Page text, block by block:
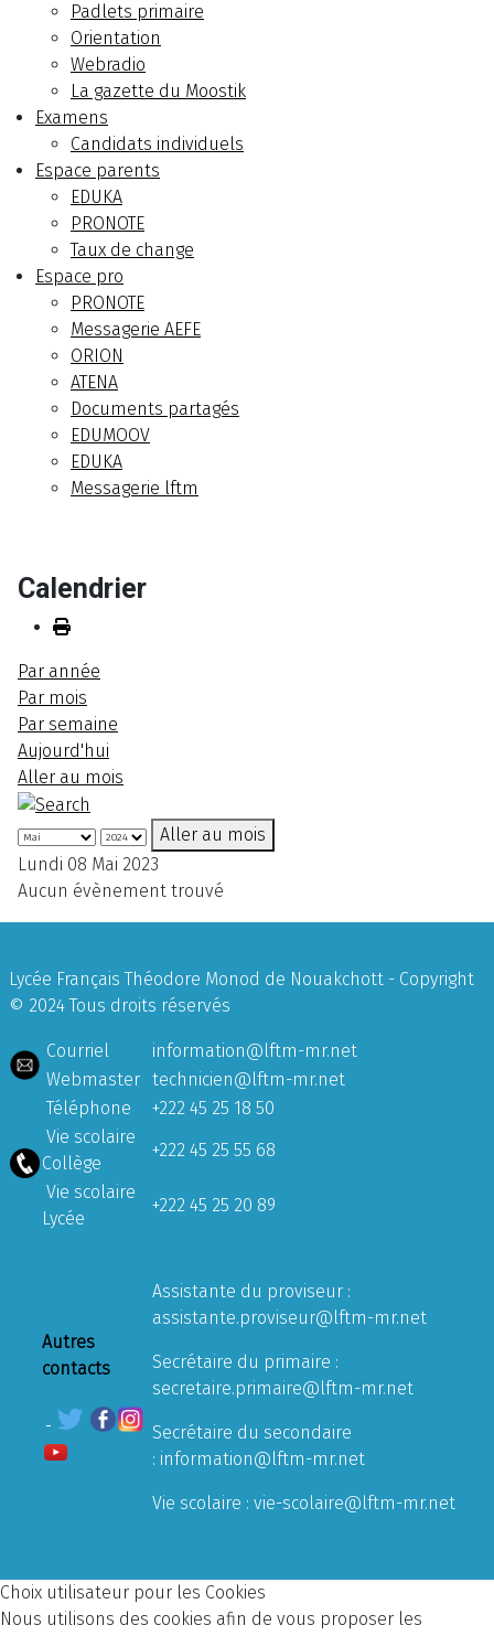
Padlets primaire
Orientation
Webradio
La gazette du Moostik
Examens
Candidats individuels
Espace parents
EDUKA
PRONOTE
Taux de change
Espace pro
PRONOTE
Messagerie AEFE
ORION
ATENA
Documents partagés
EDUMOOV
EDUKA
Messagerie lftm
Calendrier
Par année
Par mois
Par semaine
Aujourd'hui
Aller au mois
Aller au mois
Lundi 08 Mai 2023
Aucun évènement trouvé
Lycée Français Théodore Monod de Nouakchott - Copyright
© 2024 Tous droits réservés
Courriel
information@lftm-mr.net
Webmaster technicien@lftm-mr.net
Téléphone
+222 45 25 18 50
Vie scolaire
Collège
+222 45 25 55 68
Vie scolaire
Lycée
+222 45 25 20 89
Autres
contacts
Assistante du proviseur :
assistante.proviseur@lftm-mr.net
Secrétaire du primaire :
secretaire.primaire@lftm-mr.net
Secrétaire du secondaire
: information@lftm-mr.net
Vie scolaire : vie-scolaire@lftm-mr.net
Choix utilisateur pour les Cookies
Nous utilisons des cookies afin de vous proposer les